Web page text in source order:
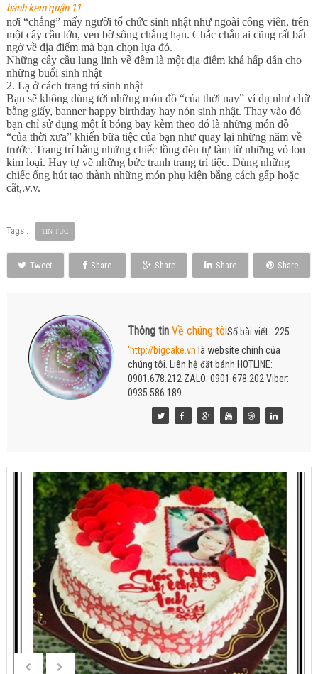
bánh kem quận 11
nơi “chẳng” mấy người tổ chức sinh nhật như ngoài công viên, trên
một cây cầu lớn, ven bờ sông chẳng hạn. Chắc chắn ai cũng rất bất
ngờ về địa điểm mà bạn chọn lựa đó.
Những cây cầu lung linh về đêm là một địa điểm khá hấp dẫn cho
những buổi sinh nhật
2. Lạ ở cách trang trí sinh nhật
Bạn sẽ không dùng tới những món đồ “của thời nay” ví dụ như chữ
bằng giấy, banner happy birthday hay nón sinh nhật. Thay vào đó
bạn chỉ sử dụng một ít bóng bay kèm theo đó là những món đồ
“của thời xưa” khiến bữa tiệc của bạn như quay lại những năm về
trước. Trang trí bằng những chiếc lồng đèn tự làm từ những vỏ lon
kim loại. Hay tự vẽ những bức tranh trang trí tiệc. Dùng những
chiếc ống hút tạo thành những món phụ kiện bằng cách gấp hoặc
cắt,.v.v.
Tags : TIN-TUC
Tweet Share Share Share Share
Thông tin Về chúng tôiSố bài viết : 225
'http://bigcake.vn là website chính của
chúng tôi. Liên hệ đặt bánh HOTLINE:
0901.678.212 ZALO: 0901.678.202 Viber:
0935.586.189..